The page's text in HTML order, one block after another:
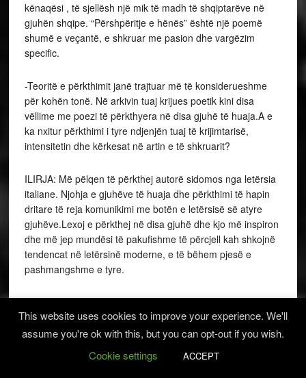
kënaqësi , të sjellësh një mik të madh të shqiptarëve në
gjuhën shqipe. “Përshpëritje e hënës” është një poemë
shumë e veçantë, e shkruar me pasion dhe vargëzim
specific.
-Teoritë e përkthimit janë trajtuar më të konsiderueshme
për kohën tonë. Në arkivin tuaj krijues poetik kini disa
vëllime me poezi të përkthyera në disa gjuhë të huaja.A e
ka nxitur përkthimi i tyre ndjenjën tuaj të krijimtarisë,
intensitetin dhe kërkesat në artin e të shkruarit?
ILIRJA: Më pëlqen të përkthej autorë sidomos nga letërsia
italiane. Njohja e gjuhëve të huaja dhe përkthimi të hapin
dritare të reja komunikimi me botën e letërsisë së atyre
gjuhëve.Lexoj e përkthej në disa gjuhë dhe kjo më inspiron
dhe më jep mundësi të pakufishme të përcjell kah shkojnë
tendencat në letërsinë moderne, e të bëhem pjesë e
pashmangshme e tyre.
-Ju keni gjithashtu edhe karrierë të admirueshme- në
gazetarinë e komunikimit masiv. Aktualisht punoni në Radio
Televizionin publik të Kosovës ( RTK). Si mendoni a është
kritika e kohës për botimin e një libri?
This website uses cookies to improve your experience. We'll
assume you're ok with this, but you can opt-out if you wish.
Cookie settings
ACCEPT